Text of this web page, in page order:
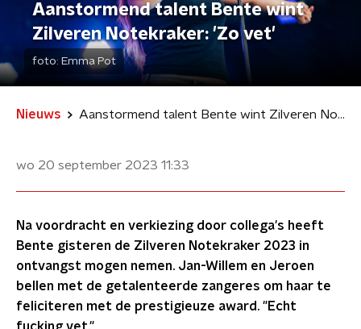
Aanstormend talent Bente wint
Zilveren Notekraker: 'Zo vet'
foto: Emma Pot
Nieuws Aanstormend talent Bente wint Zilveren Notekraker: 'Zo vet'
wo 20 september 2023 11:33
Na voordracht en verkiezing door collega's heeft
Bente gisteren de Zilveren Notekraker 2023 in
ontvangst mogen nemen. Jan-Willem en Jeroen
bellen met de getalenteerde zangeres om haar te
feliciteren met de prestigieuze award. "Echt